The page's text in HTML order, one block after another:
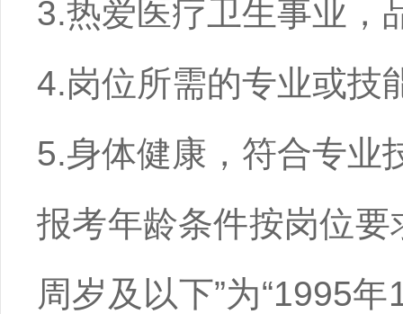
3.热爱医疗卫生事业，
4.岗位所需的专业或技
5.身体健康，符合专业
报考年龄条件按岗位
周岁及以下”为“1995